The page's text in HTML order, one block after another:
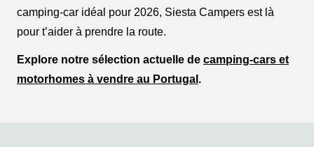
camping-car idéal pour 2026, Siesta Campers est là
pour t’aider à prendre la route.
Explore notre sélection actuelle de camping-cars et
motorhomes à vendre au Portugal .